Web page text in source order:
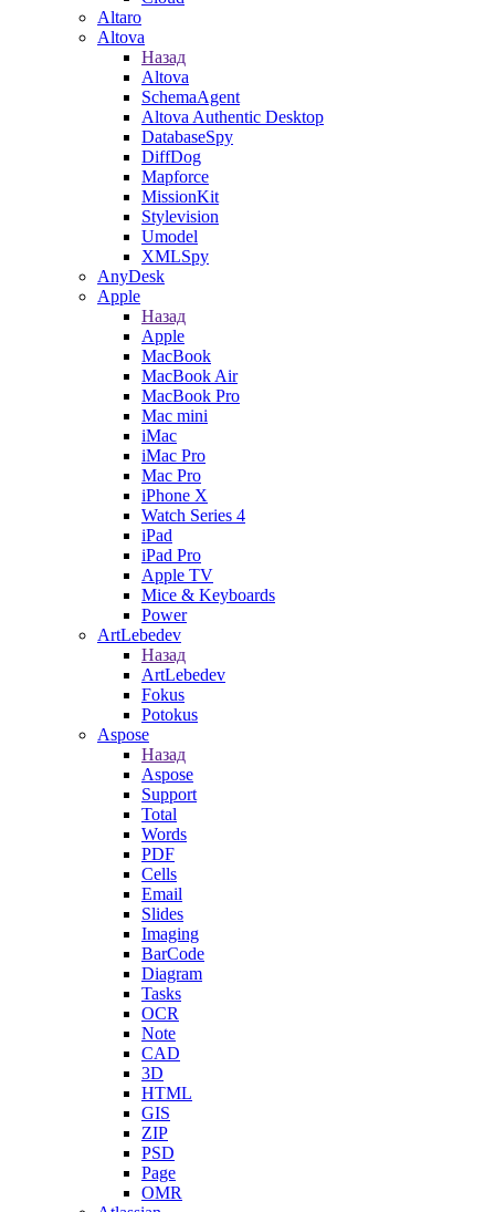
Altaro
Altova
Назад
Altova
SchemaAgent
Altova Authentic Desktop
DatabaseSpy
DiffDog
Mapforce
MissionKit
Stylevision
Umodel
XMLSpy
AnyDesk
Apple
Назад
Apple
MacBook
MacBook Air
MacBook Pro
Mac mini
iMac
iMac Pro
Mac Pro
iPhone X
Watch Series 4
iPad
iPad Pro
Apple TV
Mice & Keyboards
Power
ArtLebedev
Назад
ArtLebedev
Fokus
Potokus
Aspose
Назад
Aspose
Support
Total
Words
PDF
Cells
Email
Slides
Imaging
BarCode
Diagram
Tasks
OCR
Note
CAD
3D
HTML
GIS
ZIP
PSD
Page
OMR